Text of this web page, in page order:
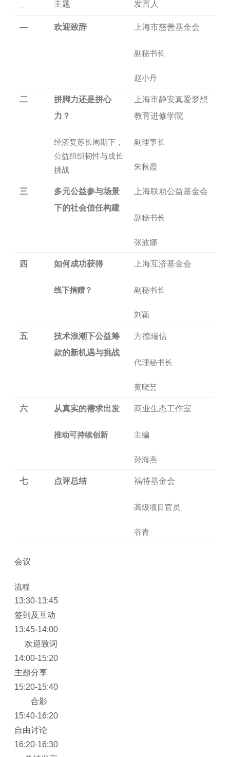
主题 发言人
— 欢迎致辞 上海市慈善基金会
副秘书长
赵小丹
二
拼脚力还是拼心
力？
经济复苏长周期下，
公益组织韧性与成长
挑战
上海市静安真爱梦想
教育进修学院
副理事长
朱秋霞
三
多元公益参与场景
下的社会信任构建
上海联劝公益基金会
副秘书长
张波娜
四 如何成功获得
线下捐赠？
上海互济基金会
副秘书长
刘颖
五
技术浪潮下公益筹
款的新机遇与挑战
方德瑞信
代理秘书长
黄晓芸
六 从真实的需求出发
推动可持续创新
商业生态工作室
主编
孙海燕
七 点评总结 福特基金会
高级项目官员
谷青
会议
流程
13:30-13:45
签到及互动
13:45-14:00
欢迎致词
14:00-15:20
主题分享
15:20-15:40
合影
15:40-16:20
自由讨论
16:20-16:30